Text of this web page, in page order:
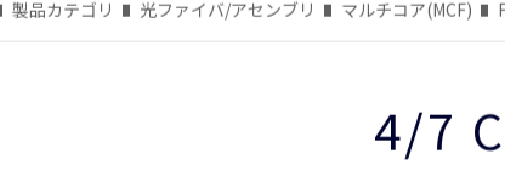
製品カテゴリ 光ファイバ/アセンブリ マルチコア(MCF)
4/7